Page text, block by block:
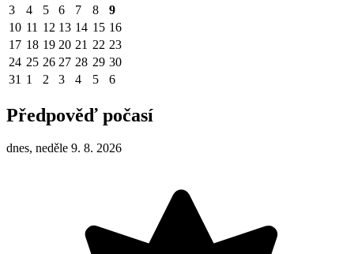
3
4 5 6 7 8
9
10 11 12 13 14 15 16
17 18 19 20 21 22 23
24 25 26 27 28 29 30
31 1 2 3 4 5 6
Předpověď počasí
dnes, neděle 9. 8. 2026